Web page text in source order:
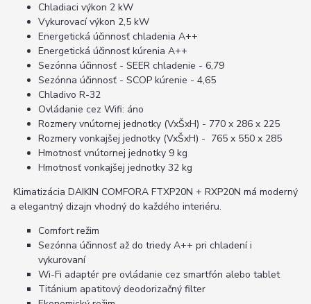
Chladiaci výkon 2 kW
Vykurovací výkon 2,5 kW
Energetická účinnosť chladenia A++
Energetická účinnosť kúrenia A++
Sezónna účinnosť - SEER chladenie - 6,79
Sezónna účinnosť - SCOP kúrenie - 4,65
Chladivo R-32
Ovládanie cez Wifi: áno
Rozmery vnútornej jednotky (VxŠxH) - 770 x 286 x 225
Rozmery vonkajšej jednotky (VxŠxH) - 765 x 550 x 285
Hmotnosť vnútornej jednotky 9 kg
Hmotnosť vonkajšej jednotky 32 kg
Klimatizácia DAIKIN COMFORA FTXP20N + RXP20N má moderný
a elegantný dizajn vhodný do každého interiéru.
Comfort režim
Sezónna účinnosť až do triedy A++ pri chladení i
vykurovaní
Wi-Fi adaptér pre ovládanie cez smartfón alebo tablet
Titánium apatitový deodorizačný filter